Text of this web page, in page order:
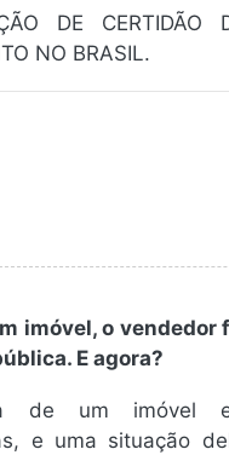
DE
NO BRASIL.
imóvel, o vendedor
E agora?
de um imóvel
e uma situação